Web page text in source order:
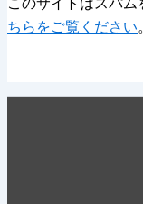
ちらをご覧ください。